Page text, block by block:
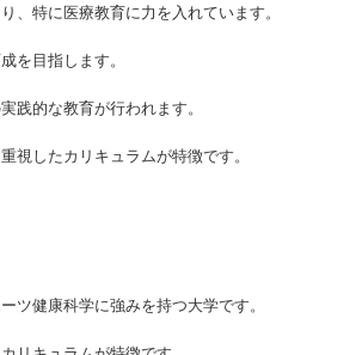
、特に医療教育に力を入れています。
を目指します。
践的な教育が行われます。
視したカリキュラムが特徴です。
ツ健康科学に強みを持つ大学です。